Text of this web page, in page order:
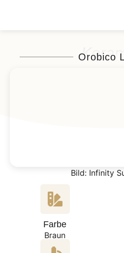
Orobico
Bild: Infinity
Farbe
Braun